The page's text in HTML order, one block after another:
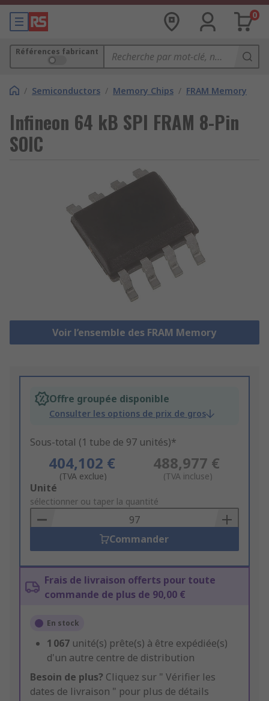
0
Références fabricant
/ Semiconductors / Memory Chips / FRAM Memory
Infineon 64 kB SPI FRAM 8-Pin
SOIC
Voir l’ensemble des FRAM Memory
Offre groupée disponible
Consulter les options de prix de gros
Sous-total (1 tube de 97 unités)*
404,102 €
(TVA exclue)
488,977 €
(TVA incluse)
Add
to
Basket
Unité
sélectionner ou taper la quantité
Commander
Frais de livraison offerts pour toute
commande de plus de 90,00 €
En stock
1 067 unité(s) prête(s) à être expédiée(s)
d'un autre centre de distribution
Besoin de plus? Cliquez sur " Vérifier les
dates de livraison " pour plus de détails